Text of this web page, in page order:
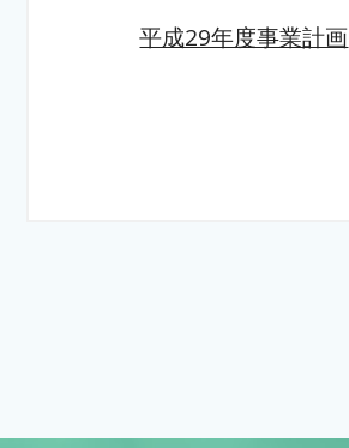
平成29年度事業計画